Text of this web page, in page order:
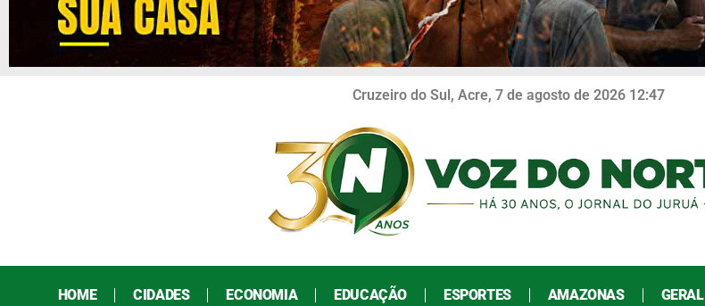
Cruzeiro do Sul, Acre, 7 de agosto de 2026 12:47
HOME CIDADES ECONOMIA EDUCAÇÃO ESPORTES AMAZONAS GERAL